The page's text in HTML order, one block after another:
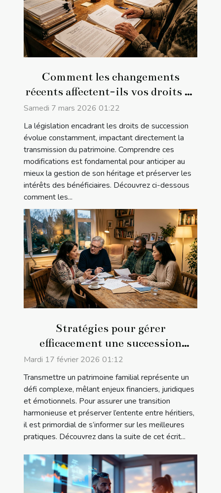
Comment les changements
récents affectent-ils vos droits de
succession ?
Samedi 7 mars 2026 01:22
La législation encadrant les droits de succession
évolue constamment, impactant directement la
transmission du patrimoine. Comprendre ces
modifications est fondamental pour anticiper au
mieux la gestion de son héritage et préserver les
intérêts des bénéficiaires. Découvrez ci-dessous
comment les...
Stratégies pour gérer
efficacement une succession
familiale
Mardi 17 février 2026 01:12
Transmettre un patrimoine familial représente un
défi complexe, mêlant enjeux financiers, juridiques
et émotionnels. Pour assurer une transition
harmonieuse et préserver l’entente entre héritiers,
il est primordial de s’informer sur les meilleures
pratiques. Découvrez dans la suite de cet écrit...